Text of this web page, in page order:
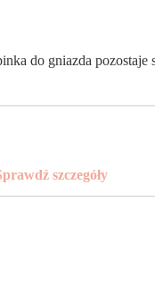
do gniazda pozostaje
szczegóły